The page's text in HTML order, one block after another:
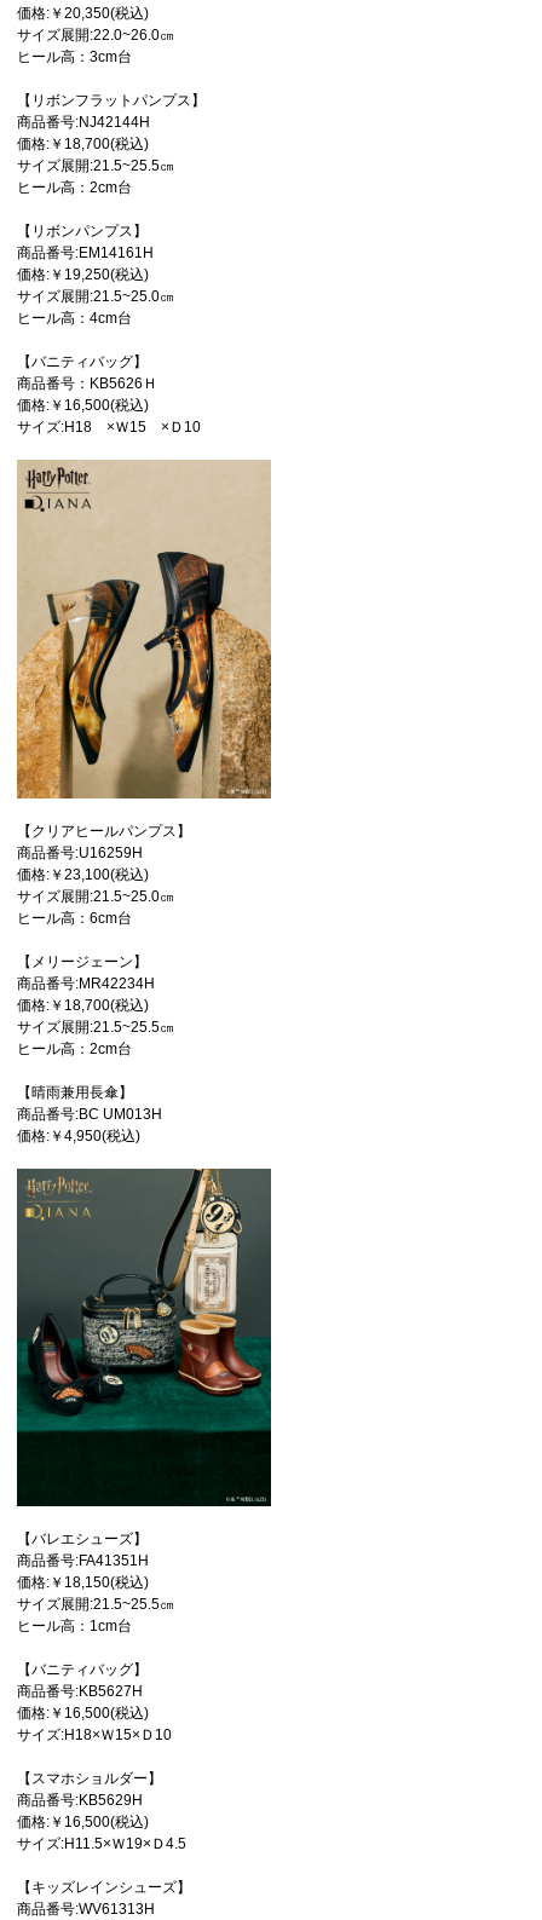
価格:￥20,350(税込)
サイズ展開:22.0~26.0㎝
ヒール高：3cm台
【リボンフラットパンプス】
商品番号:NJ42144H
価格:￥18,700(税込)
サイズ展開:21.5~25.5㎝
ヒール高：2cm台
【リボンパンプス】
商品番号:EM14161H
価格:￥19,250(税込)
サイズ展開:21.5~25.0㎝
ヒール高：4cm台
【バニティバッグ】
商品番号：KB5626Ｈ
価格:￥16,500(税込)
サイズ:H18 ×Ｗ15 ×Ｄ10
【クリアヒールパンプス】
商品番号:U16259H
価格:￥23,100(税込)
サイズ展開:21.5~25.0㎝
ヒール高：6cm台
【メリージェーン】
商品番号:MR42234H
価格:￥18,700(税込)
サイズ展開:21.5~25.5㎝
ヒール高：2cm台
【晴雨兼用長傘】
商品番号:BC UM013H
価格:￥4,950(税込)
【バレエシューズ】
商品番号:FA41351H
価格:￥18,150(税込)
サイズ展開:21.5~25.5㎝
ヒール高：1cm台
【バニティバッグ】
商品番号:KB5627H
価格:￥16,500(税込)
サイズ:H18×Ｗ15×Ｄ10
【スマホショルダー】
商品番号:KB5629H
価格:￥16,500(税込)
サイズ:H11.5×Ｗ19×Ｄ4.5
【キッズレインシューズ】
商品番号:WV61313H